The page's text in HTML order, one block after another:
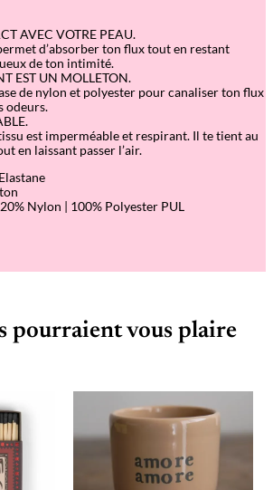
AVEC VOTRE PEAU.
d’absorber ton flux tout en restant
de ton intimité.
EST UN MOLLETON.
de nylon et polyester pour canaliser ton flux
odeurs.
est imperméable et respirant. Il te tient au
en laissant passer l’air.
Nylon | 100% Polyester PUL
pourraient vous plaire